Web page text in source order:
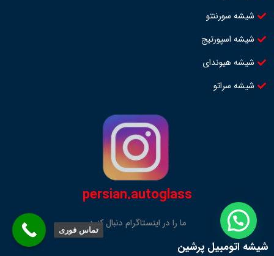
شیشه سورننتو
شیشه اسپورتیج
شیشه هیوندای
شیشه سراتو
persian.autoglass
ما را در اینستاگرام دنبال کنید
شیشه اتومبیل پرشین
تماس فوری